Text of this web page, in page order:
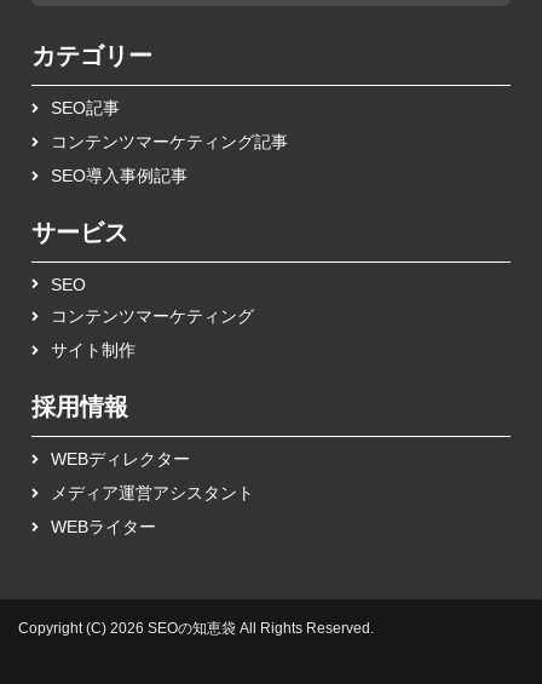
カテゴリー
SEO記事
コンテンツマーケティング記事
SEO導入事例記事
サービス
SEO
コンテンツマーケティング
サイト制作
採用情報
WEBディレクター
メディア運営アシスタント
WEBライター
Copyright (C) 2026 SEOの知恵袋 All Rights Reserved.